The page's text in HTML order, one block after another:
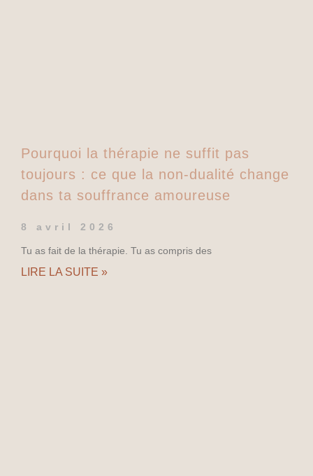
Pourquoi la thérapie ne suffit pas
toujours : ce que la non-dualité change
dans ta souffrance amoureuse
8 avril 2026
Tu as fait de la thérapie. Tu as compris des
LIRE LA SUITE »